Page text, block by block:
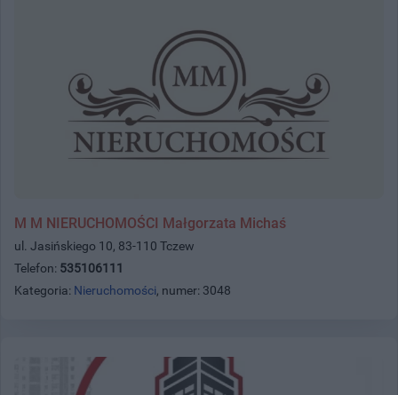
M M NIERUCHOMOŚCI Małgorzata Michaś
ul. Jasińskiego 10, 83-110 Tczew
Telefon: 535106111
Kategoria: Nieruchomości, numer: 3048